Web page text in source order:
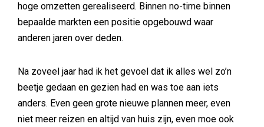
hoge omzetten gerealiseerd. Binnen no-time binnen
bepaalde markten een positie opgebouwd waar
anderen jaren over deden.
Na zoveel jaar had ik het gevoel dat ik alles wel zo’n
beetje gedaan en gezien had en was toe aan iets
anders. Even geen grote nieuwe plannen meer, even
niet meer reizen en altijd van huis zijn, even moe ook